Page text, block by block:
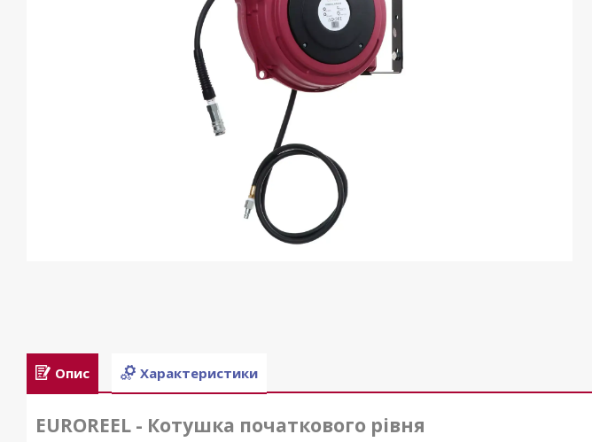
Опис Характеристики
EUROREEL - Котушка початкового рівня